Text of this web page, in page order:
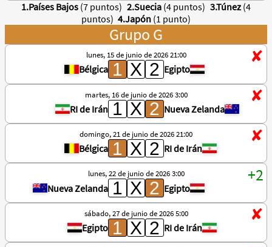
1.Países Bajos (7 puntos) 2.Suecia (4 puntos) 3.Túnez (4
puntos) 4.Japón (1 punto)
Grupo G
lunes, 15 de junio de 2026 21:00
Bélgica Egipto
martes, 16 de junio de 2026 3:00
RI de Irán Nueva Zelanda
domingo, 21 de junio de 2026 21:00
Bélgica RI de Irán
lunes, 22 de junio de 2026 3:00
Nueva Zelanda Egipto
sábado, 27 de junio de 2026 5:00
Egipto RI de Irán